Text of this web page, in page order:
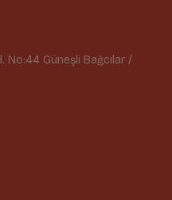
No:44 Güneşli Bağcılar /